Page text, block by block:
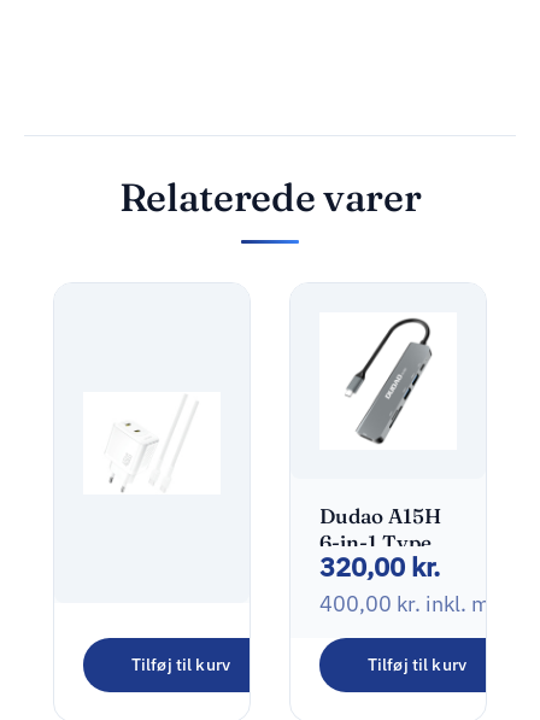
Relaterede varer
Dudao
A28PCEU
Adapter
230,00kr.
Tilføj til kurv
Dudao A15H
6-in-1 Type-C
Adapter
Dockingstation
320,00 kr.
400,00 kr. inkl. moms
Tilføj til kurv